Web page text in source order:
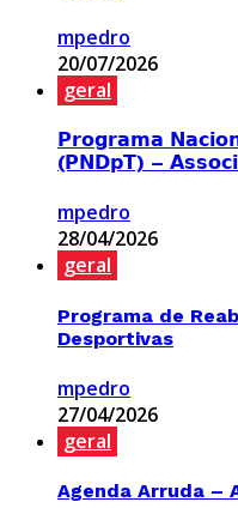
mpedro
20/07/2026
geral
𝗣𝗿𝗼𝗴𝗿𝗮𝗺𝗮
(𝗣𝗡𝗗𝗽𝗧) –
mpedro
28/04/2026
geral
Programa de
Desportivas
mpedro
27/04/2026
geral
Agenda Arruda –